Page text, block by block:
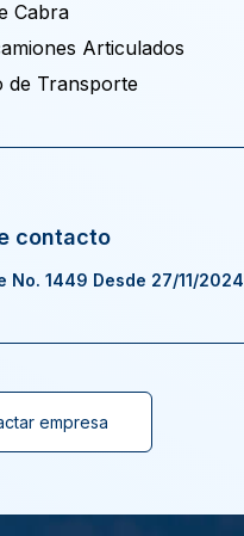
Cabra
Articulados
de Transporte
No. 1449 Desde 27/11/2024
empresa